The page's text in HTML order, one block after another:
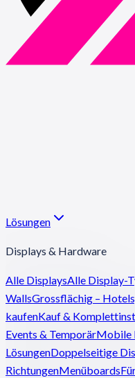
Lösungen
Displays & Hardware
Alle DisplaysAlle Display-
WallsGrossflächig –
kaufenKauf &
Events & TemporärMobile
LösungenDoppelseitige
RichtungenMenüboards